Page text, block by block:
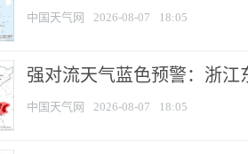
中国天气网 2026-08-07 18:05
强对流天气蓝色预警：浙江
中国天气网 2026-08-07 18:05